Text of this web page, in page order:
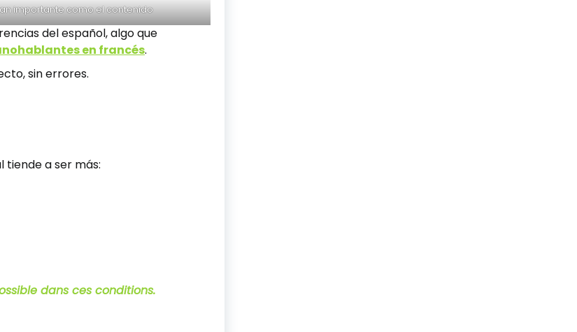
importante como el contenido
del español, algo que
en francés.
sin errores.
tiende a ser más:
dans ces conditions.